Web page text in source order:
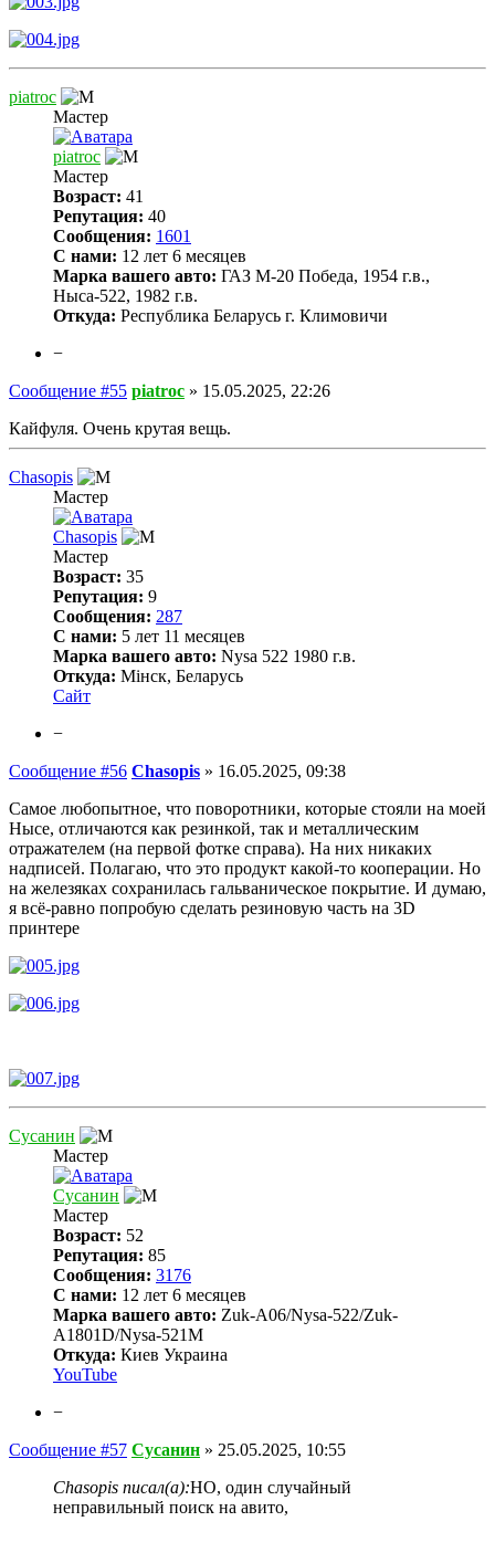
piatroc
Мастер
piatroc
Мастер
Возраст: 41
Репутация: 40
Сообщения: 1601
С нами: 12 лет 6 месяцев
Марка вашего авто: ГАЗ М-20 Победа, 1954 г.в.,
Ныса-522, 1982 г.в.
Откуда: Республика Беларусь г. Климовичи
−
Сообщение #55 piatroc » 15.05.2025, 22:26
Кайфуля. Очень крутая вещь.
Chasopis
Мастер
Chasopis
Мастер
Возраст: 35
Репутация: 9
Сообщения: 287
С нами: 5 лет 11 месяцев
Марка вашего авто: Nysa 522 1980 г.в.
Откуда: Мінск, Беларусь
Сайт
−
Сообщение #56 Chasopis » 16.05.2025, 09:38
Самое любопытное, что поворотники, которые стояли на моей
Нысе, отличаются как резинкой, так и металлическим
отражателем (на первой фотке справа). На них никаких
надписей. Полагаю, что это продукт какой-то кооперации. Но
на железяках сохранилась гальваническое покрытие. И думаю,
я всё-равно попробую сделать резиновую часть на 3D
принтере
Сусанин
Мастер
Сусанин
Мастер
Возраст: 52
Репутация: 85
Сообщения: 3176
С нами: 12 лет 6 месяцев
Марка вашего авто: Zuk-A06/Nysa-522/Zuk-
A1801D/Nysa-521M
Откуда: Киев Украина
YouTube
−
Сообщение #57 Сусанин » 25.05.2025, 10:55
Chasopis писал(а):НО, один случайный
неправильный поиск на авито,